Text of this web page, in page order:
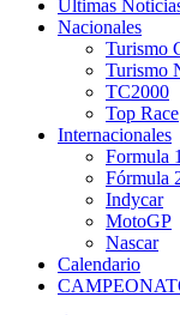
Últimas
Nacionales
Turismo
Turismo
TC2000
Top Race
Internacionales
Formula
Fórmula
Indycar
MotoGP
Nascar
Calendario